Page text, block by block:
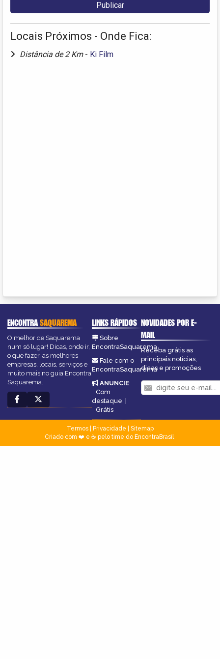
Locais Próximos - Onde Fica:
Distância de 2 Km - Ki Film
ENCONTRASAQUAREMA
O melhor de Saquarema
num só lugar! Dicas, onde ir,
o que fazer, as melhores
empresas, locais, serviços e
muito mais no guia Encontra
Saquarema.
LINKS RÁPIDOS
Sobre
EncontraSaquarema
Fale com o
EncontraSaquarema
ANUNCIE:
Com
destaque
Grátis
NOVIDADES POR E-
MAIL
Receba grátis as
principais notícias,
dicas e promoções
Termos| Privacidade
Sitemap
Criado com ❤️ e ☕ pelo time do EncontraBrasil